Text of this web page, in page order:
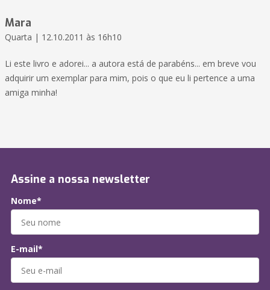
Mara
Quarta | 12.10.2011 às 16h10
Li este livro e adorei... a autora está de parabéns... em breve vou
adquirir um exemplar para mim, pois o que eu li pertence a uma
amiga minha!
Assine a nossa newsletter
Nome*
E-mail*